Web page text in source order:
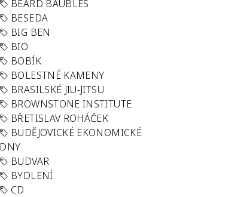
BEARD BAUBLES
BESEDA
BIG BEN
BIO
BOBÍK
BOLESTNÉ KAMENY
BRASILSKÉ JIU-JITSU
BROWNSTONE INSTITUTE
BŘETISLAV ROHÁČEK
BUDĚJOVICKÉ EKONOMICKÉ
DNY
BUDVAR
BYDLENÍ
CD